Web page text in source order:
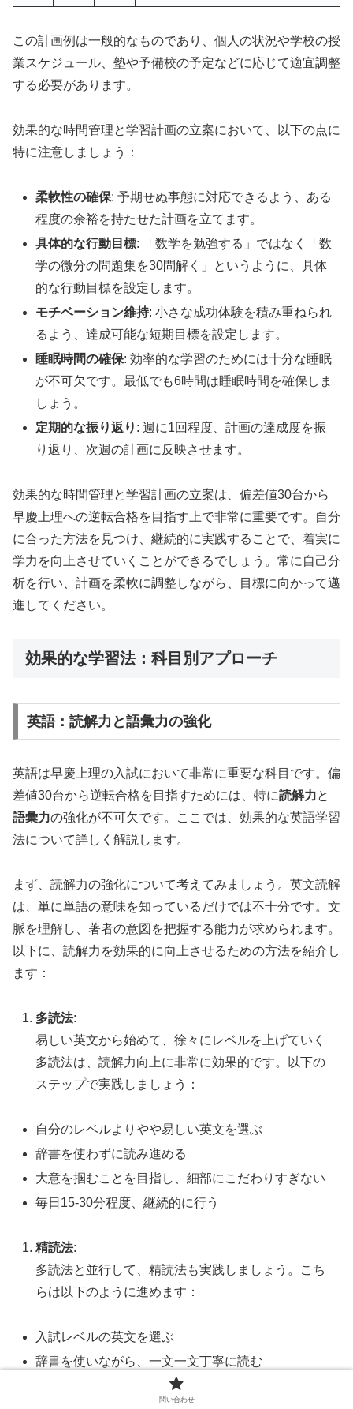
この計画例は一般的なものであり、個人の状況や学校の授
業スケジュール、塾や予備校の予定などに応じて適宜調整
する必要があります。
効果的な時間管理と学習計画の立案において、以下の点に
特に注意しましょう：
柔軟性の確保: 予期せぬ事態に対応できるよう、ある
程度の余裕を持たせた計画を立てます。
具体的な行動目標: 「数学を勉強する」ではなく「数
学の微分の問題集を30問解く」というように、具体
的な行動目標を設定します。
モチベーション維持: 小さな成功体験を積み重ねられ
るよう、達成可能な短期目標を設定します。
睡眠時間の確保: 効率的な学習のためには十分な睡眠
が不可欠です。最低でも6時間は睡眠時間を確保しま
しょう。
定期的な振り返り : 週に1回程度、計画の達成度を振
り返り、次週の計画に反映させます。
効果的な時間管理と学習計画の立案は、偏差値30台から
早慶上理への逆転合格を目指す上で非常に重要です。自分
に合った方法を見つけ、継続的に実践することで、着実に
学力を向上させていくことができるでしょう。常に自己分
析を行い、計画を柔軟に調整しながら、目標に向かって邁
進してください。
効果的な学習法：科目別アプローチ
英語：読解力と語彙力の強化
英語は早慶上理の入試において非常に重要な科目です。偏
差値30台から逆転合格を目指すためには、特に読解力と
語彙力の強化が不可欠です。ここでは、効果的な英語学習
法について詳しく解説します。
まず、読解力の強化について考えてみましょう。英文読解
は、単に単語の意味を知っているだけでは不十分です。文
脈を理解し、著者の意図を把握する能力が求められます。
以下に、読解力を効果的に向上させるための方法を紹介し
ます：
多読法:
易しい英文から始めて、徐々にレベルを上げていく
多読法は、読解力向上に非常に効果的です。以下の
ステップで実践しましょう：
自分のレベルよりやや易しい英文を選ぶ
辞書を使わずに読み進める
大意を掴むことを目指し、細部にこだわりすぎない
毎日15-30分程度、継続的に行う
精読法:
多読法と並行して、精読法も実践しましょう。こち
らは以下のように進めます：
入試レベルの英文を選ぶ
辞書を使いながら、一文一文丁寧に読む
文法構造を分析し、なぜそのような表現が使われて
問い合わせ